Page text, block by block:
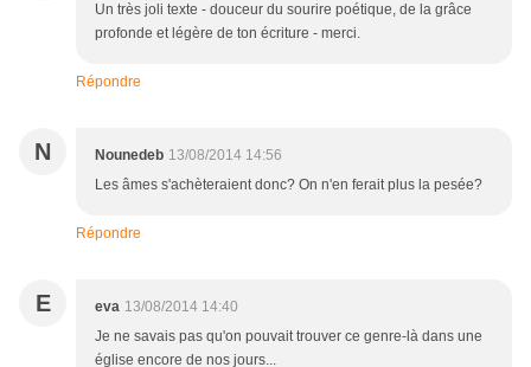
Un très joli texte - douceur du sourire poétique, de la grâce
profonde et légère de ton écriture - merci.
Répondre
N Nounedeb 13/08/2014 14:56
Les âmes s'achèteraient donc? On n'en ferait plus la pesée?
Répondre
E eva 13/08/2014 14:40
Je ne savais pas qu'on pouvait trouver ce genre-là dans une
église encore de nos jours...